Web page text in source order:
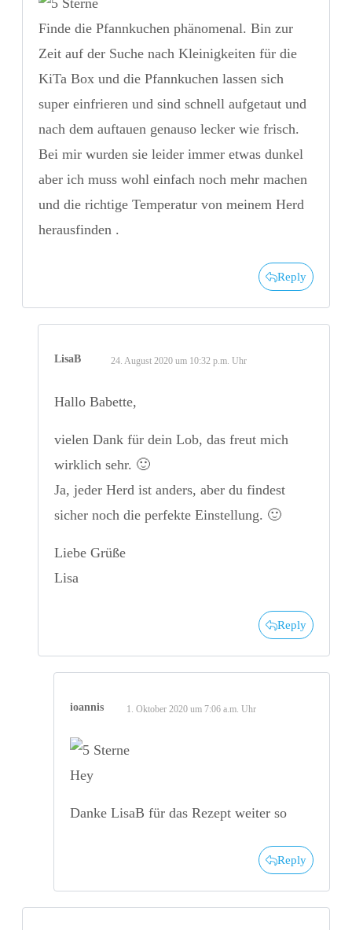
Finde die Pfannkuchen phänomenal. Bin zur
Zeit auf der Suche nach Kleinigkeiten für die
KiTa Box und die Pfannkuchen lassen sich
super einfrieren und sind schnell aufgetaut und
nach dem auftauen genauso lecker wie frisch.
Bei mir wurden sie leider immer etwas dunkel
aber ich muss wohl einfach noch mehr machen
und die richtige Temperatur von meinem Herd
herausfinden .
Reply
LisaB 24. August 2020 um 10:32 p.m. Uhr
Hallo Babette,
vielen Dank für dein Lob, das freut mich
wirklich sehr. 🙂
Ja, jeder Herd ist anders, aber du findest
sicher noch die perfekte Einstellung. 🙂
Liebe Grüße
Lisa
Reply
ioannis 1. Oktober 2020 um 7:06 a.m. Uhr
Hey
Danke LisaB für das Rezept weiter so
Reply